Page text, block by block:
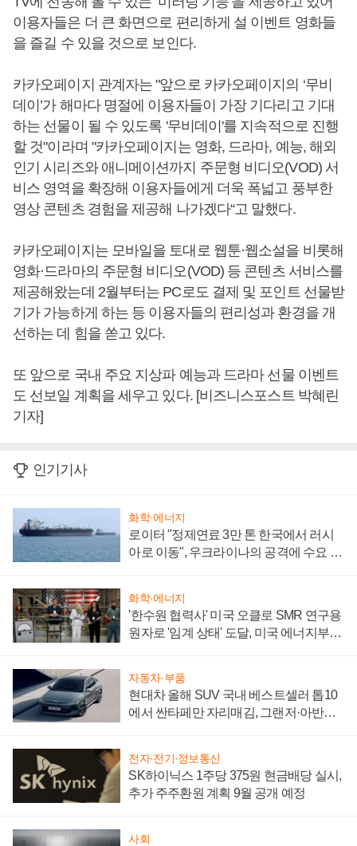
이용자들은 더 큰 화면으로 편리하게 설 이벤트 영화들
을 즐길 수 있을 것으로 보인다.
카카오페이지 관계자는 "앞으로 카카오페이지의 ‘무비
데이’가 해마다 명절에 이용자들이 가장 기다리고 기대
하는 선물이 될 수 있도록 '무비데이'를 지속적으로 진행
할 것"이라며 "카카오페이지는 영화, 드라마, 예능, 해외
인기 시리즈와 애니메이션까지 주문형 비디오(VOD) 서
비스 영역을 확장해 이용자들에게 더욱 폭넓고 풍부한
영상 콘텐츠 경험을 제공해 나가겠다“고 말했다.
카카오페이지는 모바일을 토대로 웹툰·웹소설을 비롯해
영화·드라마의 주문형 비디오(VOD) 등 콘텐츠 서비스를
제공해왔는데 2월부터는 PC로도 결제 및 포인트 선물받
기가 가능하게 하는 등 이용자들의 편리성과 환경을 개
선하는 데 힘을 쏟고 있다.
또 앞으로 국내 주요 지상파 예능과 드라마 선물 이벤트
도 선보일 계획을 세우고 있다. [비즈니스포스트 박혜린
기자]
인기기사
화학·에너지
로이터 "정제연료 3만 톤 한국에서 러시
아로 이동", 우크라이나의 공격에 수요 늘
화학·에너지
'한수원 협력사' 미국 오클로 SMR 연구용
원자로 '임계 상태' 도달, 미국 에너지부
자동차·부품
현대차 올해 SUV 국내 베스트셀러 톱10
에서 싼타페만 자리매김, 그랜저·아반떼
전자·전기·정보통신
SK하이닉스 1주당 375원 현금배당 실시,
추가 주주환원 계획 9월 공개 예정
사회